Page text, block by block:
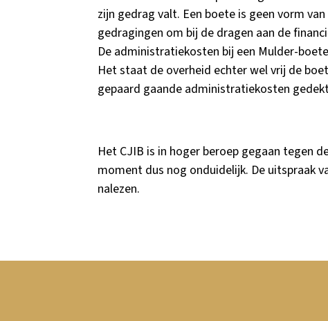
zijn gedrag valt. Een boete is geen vorm
gedragingen om bij de dragen aan de
De administratiekosten bij een Mulder-
Het staat de overheid echter wel vrij de
gepaard gaande administratiekosten
Het CJIB is in hoger beroep gegaan tegen
moment dus nog onduidelijk. De uitspraak
nalezen.